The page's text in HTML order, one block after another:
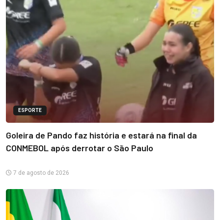
ESPORTE
Goleira de Pando faz história e estará na final da
CONMEBOL após derrotar o São Paulo
7 de agosto de 2026